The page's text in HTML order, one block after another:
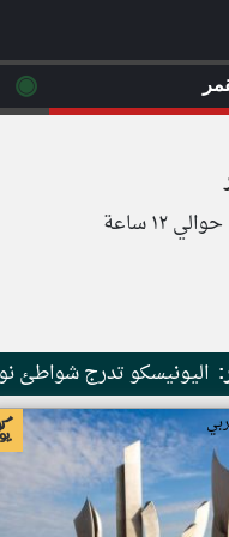
١٢ ساعة
اليونيسكو تدرج شواطئ
◉